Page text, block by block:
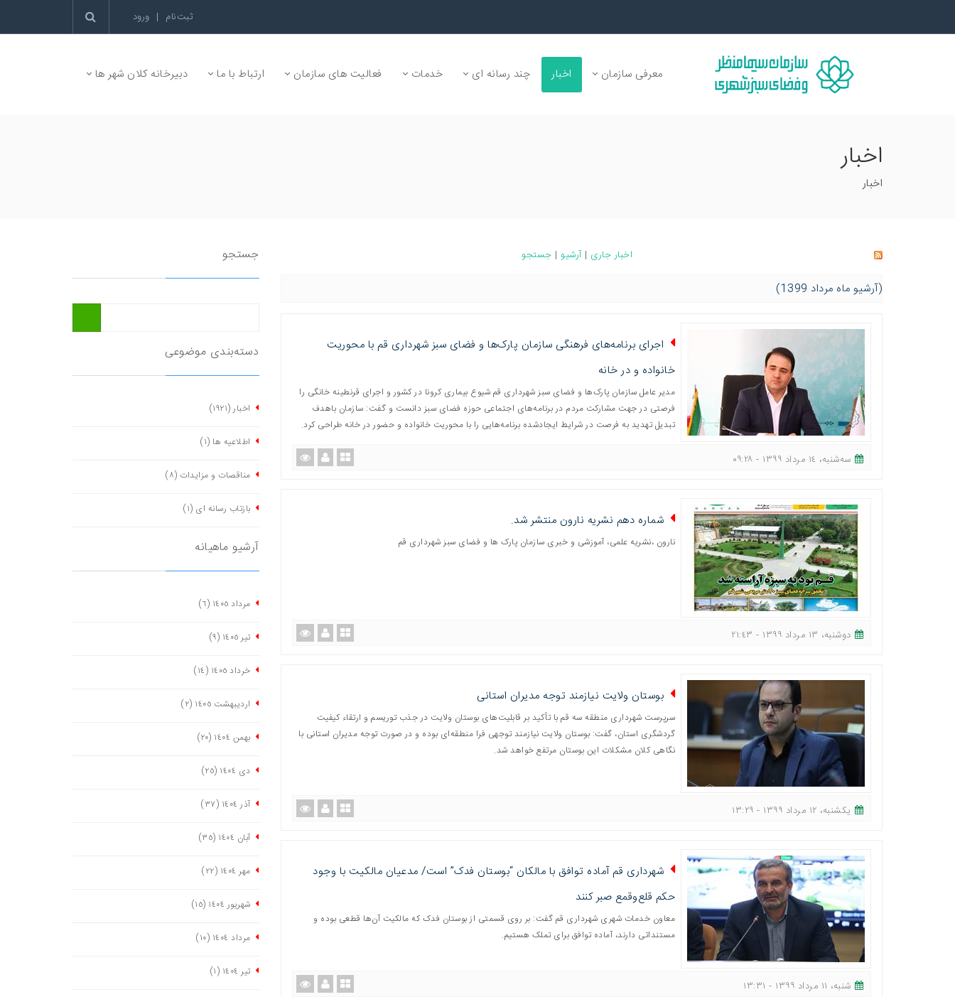
ثبت‌نام | ورود
معرفی سازمان اخبار چند رسانه ای خدمات فعالیت های سازمان ارتباط با ما دبیرخانه کلان شهر ها
اخبار
اخبار
اخبار جاری | آرشیو | جستجو
(آرشیو ماه مرداد 1399)
اجرای برنامه‌های فرهنگی سازمان پارک‌ها و فضای سبز شهرداری قم با محوریت
خانواده و در خانه
مدیر عامل سازمان پارک‌ها و فضای سبز شهرداری قم شیوع بیماری کرونا در کشور و اجرای قرنطینه خانگی را
فرصتی در جهت مشارکت مردم در برنامه‌های اجتماعی حوزه فضای سبز دانست و گفت: سازمان باهدف
تبدیل تهدید به فرصت در شرایط ایجادشده برنامه‌هایی را با محوریت خانواده و حضور در خانه طراحی کرد.
ﺳﻪشنبه، ١٤ مرداد ١٣٩٩ - ٠٩:٢٨
شماره دهم نشریه نارون منتشر شد.
نارون ،نشریه علمی، آموزشی و خبری سازمان پارک ها و فضای سبز شهرداری قم
دوشنبه، ١٣ مرداد ١٣٩٩ - ٢١:٤٣
بوستان ولایت نیازمند توجه مدیران استانی
سرپرست شهرداری منطقه سه قم با تأکید بر قابلیت‌های بوستان ولایت در جذب توریسم و ارتقاء کیفیت
گردشگری استان، گفت: بوستان ولایت نیازمند توجهی فرا منطقه‌ای بوده و در صورت توجه مدیران استانی با
نگاهی کلان مشکلات این بوستان مرتفع خواهد شد.
یکشنبه، ١٢ مرداد ١٣٩٩ - ١٣:٢٩
شهرداری قم آماده توافق با مالکان “بوستان فدک” است/ مدعیان مالکیت با وجود
حکم قلع‌وقمع صبر کنند
معاون خدمات شهری شهرداری قم گفت: بر روی قسمتی از بوستان فدک که مالکیت آن‌ها قطعی بوده و
مستنداتی دارند، آماده توافق برای تملک هستیم.
شنبه، ١١ مرداد ١٣٩٩ - ١٣:٣١
جستجو
دسته‌بندی موضوعی
اخبار(١٩٢١)
اطلاعیه ها (١)
مناقصات و مزایدات (٨)
بازتاب رسانه ای (١)
آرشیو ماهیانه
مرداد ١٤٠٥ (٦)
تیر ١٤٠٥ (٩)
خرداد ١٤٠٥ (١٤)
اردیبهشت ١٤٠٥ (٢)
بهمن ١٤٠٤ (٢٠)
دی ١٤٠٤ (٢٥)
آذر ١٤٠٤ (٣٧)
آبان ١٤٠٤ (٣٥)
مهر ١٤٠٤ (٢٢)
شهریور ١٤٠٤ (١٥)
مرداد ١٤٠٤ (١٠)
تیر ١٤٠٤ (١)